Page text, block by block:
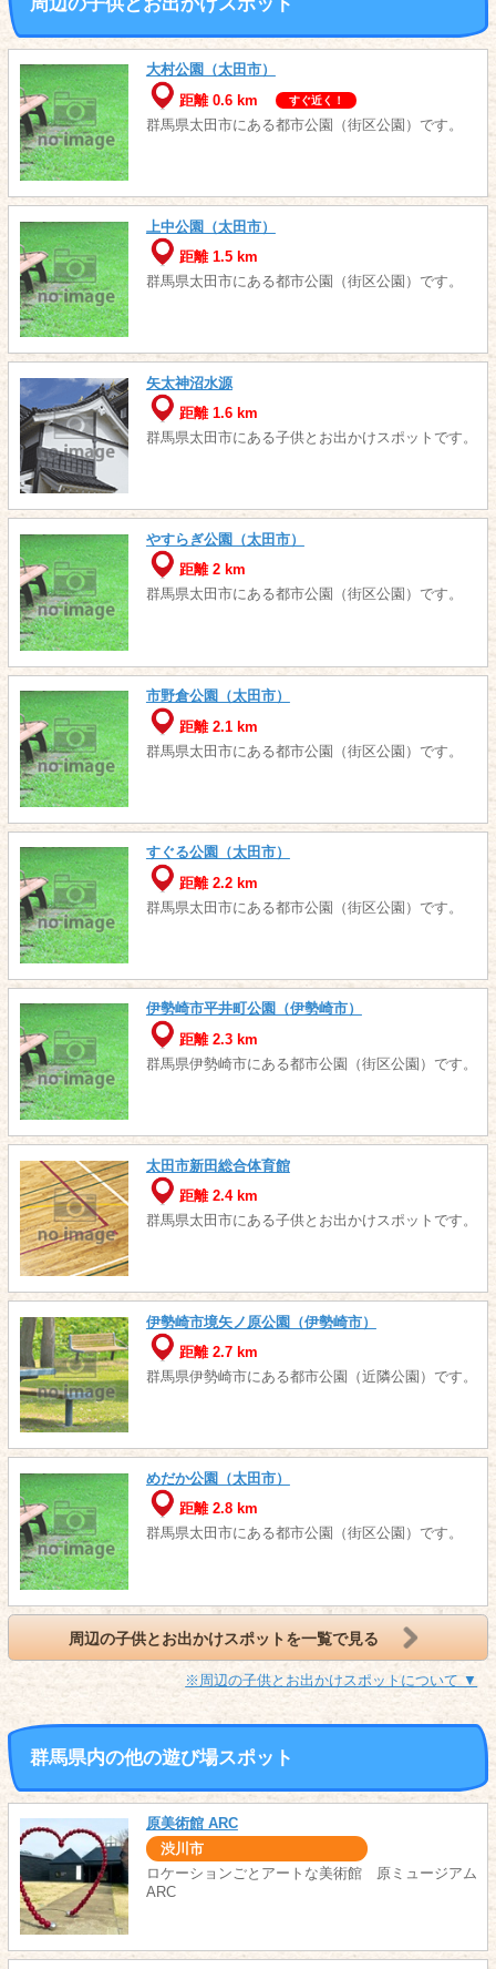
大村公園（太田市）
距離 0.6 km
すぐ近く！
群馬県太田市にある都市公園（街区公園）です。
上中公園（太田市）
距離 1.5 km
群馬県太田市にある都市公園（街区公園）です。
矢太神沼水源
距離 1.6 km
群馬県太田市にある子供とお出かけスポットです。
やすらぎ公園（太田市）
距離 2 km
群馬県太田市にある都市公園（街区公園）です。
市野倉公園（太田市）
距離 2.1 km
群馬県太田市にある都市公園（街区公園）です。
すぐる公園（太田市）
距離 2.2 km
群馬県太田市にある都市公園（街区公園）です。
伊勢崎市平井町公園（伊勢崎市）
距離 2.3 km
群馬県伊勢崎市にある都市公園（街区公園）です。
太田市新田総合体育館
距離 2.4 km
群馬県太田市にある子供とお出かけスポットです。
伊勢崎市境矢ノ原公園（伊勢崎市）
距離 2.7 km
群馬県伊勢崎市にある都市公園（近隣公園）です。
めだか公園（太田市）
距離 2.8 km
群馬県太田市にある都市公園（街区公園）です。
周辺の子供とお出かけスポットを一覧で見る
※周辺の子供とお出かけスポットについて ▼
群馬県内の他の遊び場スポット
原美術館 ARC
渋川市
ロケーションごとアートな美術館 原ミュージアム
ARC